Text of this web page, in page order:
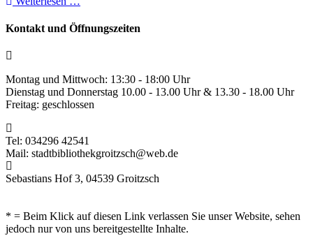
Kontakt und Öffnungszeiten
Montag und Mittwoch: 13:30 - 18:00 Uhr
Dienstag und Donnerstag 10.00 - 13.00 Uhr & 13.30 - 18.00 Uhr
Freitag: geschlossen
Tel: 034296 42541
Mail: stadtbibliothekgroitzsch@web.de
Sebastians Hof 3, 04539 Groitzsch
* = Beim Klick auf diesen Link verlassen Sie unser Website, sehen
jedoch nur von uns bereitgestellte Inhalte.